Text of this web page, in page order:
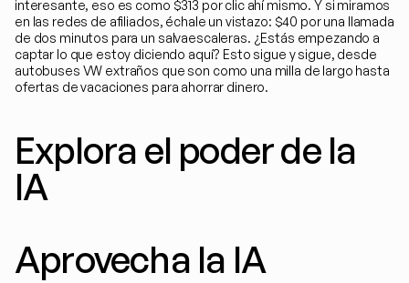
interesante, eso es como $313 por clic ahí mismo. Y si miramos
en las redes de afiliados, échale un vistazo: $40 por una llamada
de dos minutos para un salvaescaleras. ¿Estás empezando a
captar lo que estoy diciendo aquí? Esto sigue y sigue, desde
autobuses VW extraños que son como una milla de largo hasta
ofertas de vacaciones para ahorrar dinero.
Explora el poder de la
IA
Aprovecha la IA